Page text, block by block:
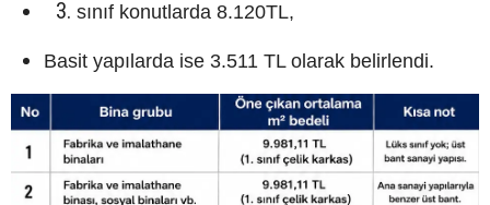
sınıf konutlarda 8.120TL,
Basit yapılarda ise 3.511 TL olarak belirlendi.